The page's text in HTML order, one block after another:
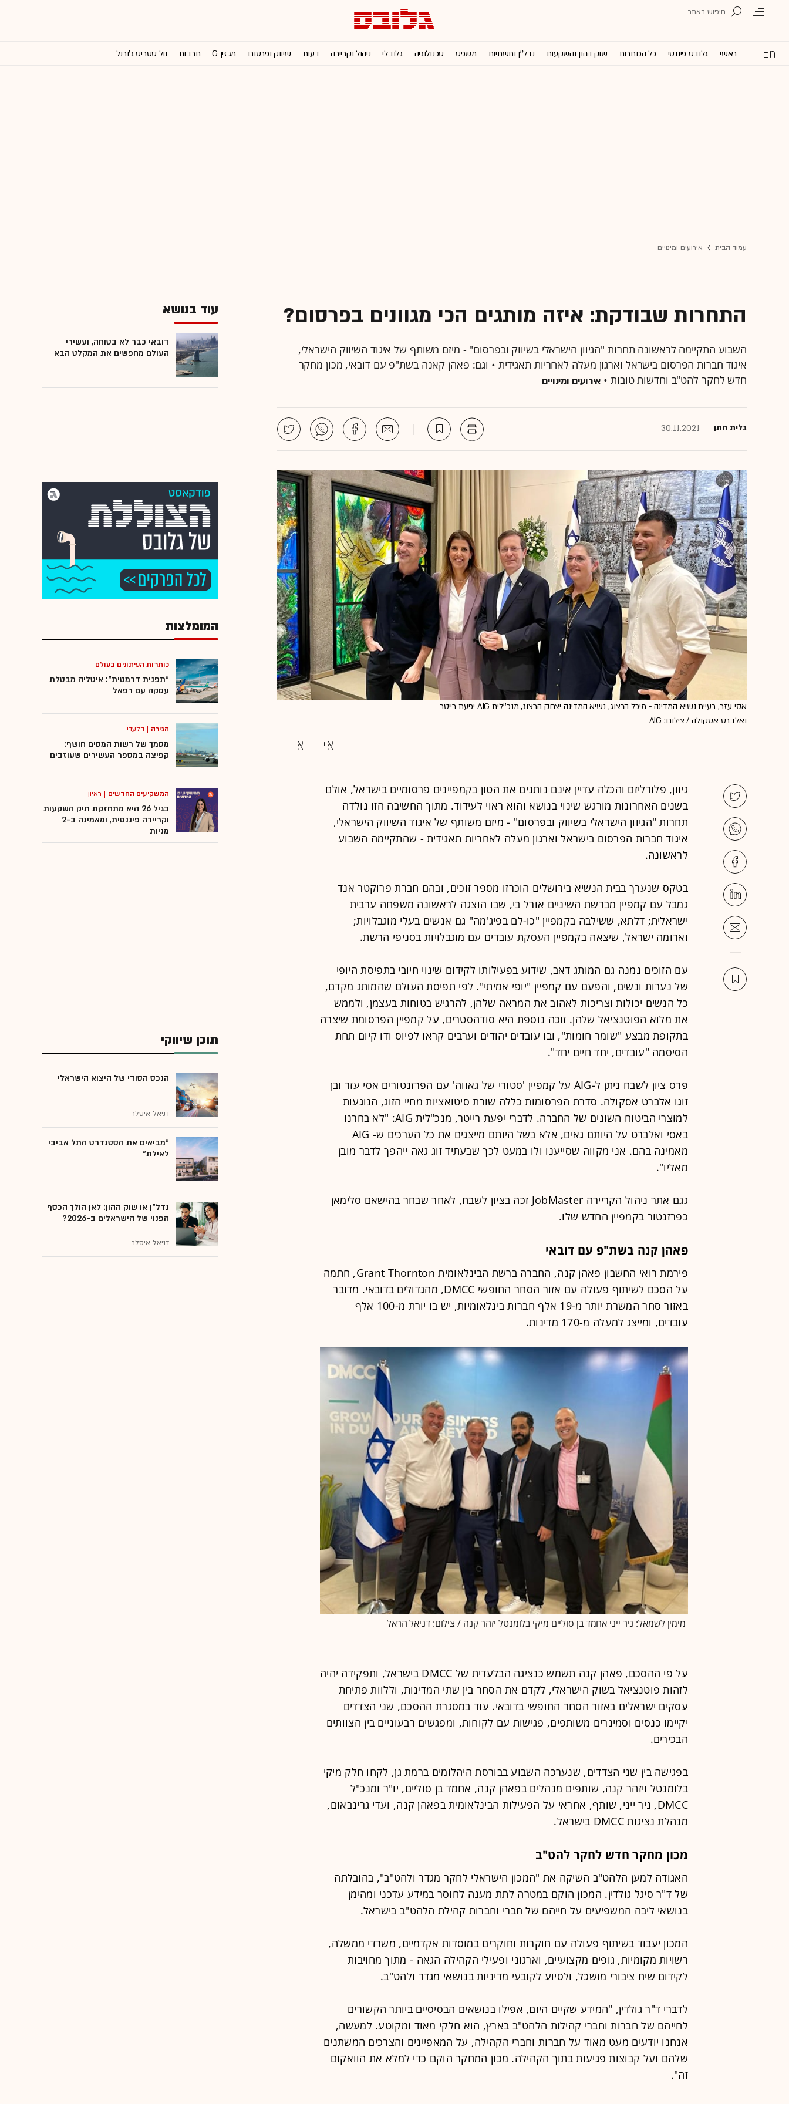
ראשי גלובס פיננסי כל הכותרות שוק ההון והשקעות נדל''ן ותשתיות משפט טכנולוגיה גלובלי ניהול וקריירה דעות שיווק ופרסום מגזין G תרבות וול סטריט ג'ורנל
עמוד הבית אירועים ומינויים
התחרות שבודקת: איזה מותגים הכי מגוונים בפרסום?
השבוע התקיימה לראשונה תחרות "הגיוון הישראלי בשיווק ובפרסום" - מיזם משותף של איגוד השיווק הישראלי,
איגוד חברות הפרסום בישראל וארגון מעלה לאחריות תאגידית • וגם: פאהן קאנה בשת"פ עם דובאי, מכון מחקר
חדש לחקר להט"ב וחדשות טובות • אירועים ומינויים
גלית חתן 30.11.2021
אסי עזר, רעיית נשיא המדינה - מיכל הרצוג, נשיא המדינה יצחק הרצוג, מנכ''לית AIG יפעת רייטר
ואלברט אסקולה / צילום: AIG
גיוון, פלורליזם והכלה עדיין אינם נותנים את הטון בקמפיינים פרסומיים בישראל, אולם
בשנים האחרונות מורגש שינוי בנושא והוא ראוי לעידוד. מתוך החשיבה הזו נולדה
תחרות "הגיוון הישראלי בשיווק ובפרסום" - מיזם משותף של איגוד השיווק הישראלי,
איגוד חברות הפרסום בישראל וארגון מעלה לאחריות תאגידית - שהתקיימה השבוע
לראשונה.
בטקס שנערך בבית הנשיא בירושלים הוכרזו מספר זוכים, ובהם חברת פרוקטר אנד
גמבל עם קמפיין מברשת השיניים אורל בי, שבו הוצגה לראשונה משפחה ערבית
ישראלית; דלתא, ששילבה בקמפיין "כו-לם בפיג'מה" גם אנשים בעלי מוגבלויות;
וארומה ישראל, שיצאה בקמפיין העסקת עובדים עם מוגבלויות בסניפי הרשת.
עם הזוכים נמנה גם המותג דאב, שידוע בפעילותו לקידום שינוי חיובי בתפיסת היופי
של נערות ונשים, והפעם עם קמפיין "יופי אמיתי". לפי תפיסת העולם שהמותג מקדם,
כל הנשים יכולות וצריכות לאהוב את המראה שלהן, להרגיש בטוחות בעצמן, ולממש
את מלוא הפוטנציאל שלהן. זוכה נוספת היא סודהסטרים, על קמפיין הפרסומת שיצרה
בתקופת מבצע "שומר חומות", ובו עובדים יהודים וערבים קראו לפיוס ודו קיום תחת
הסיסמה "עובדים, יחד חיים יחד".
פרס ציון לשבח ניתן ל-AIG על קמפיין 'סטורי של גאווה' עם הפרזנטורים אסי עזר ובן
זוגו אלברט אסקולה. סדרת הפרסומות כללה שורת סיטואציות מחיי הזוג, הנוגעות
למוצרי הביטוח השונים של החברה. לדברי יפעת רייטר, מנכ"לית AIG: "לא בחרנו
באסי ואלברט על היותם גאים, אלא בשל היותם מייצגים את כל הערכים ש- AIG
מאמינה בהם. אני מקווה שסייענו ולו במעט לכך שבעתיד זוג גאה ייהפך לדבר מובן
מאליו".
גגם אתר ניהול הקריירה JobMaster זכה בציון לשבח, לאחר שבחר בהישאם סלימאן
כפרזנטור בקמפיין החדש שלו.
פאהן קנה בשת"פ עם דובאי
פירמת רואי החשבון פאהן קנה, החברה ברשת הבינלאומית Grant Thornton, חתמה
על הסכם לשיתוף פעולה עם אזור הסחר החופשי DMCC, מהגדולים בדובאי. מדובר
באזור סחר המשרת יותר מ-19 אלף חברות בינלאומיות, יש בו יורת מ-100 אלף
עובדים, ומייצג למעלה מ-170 מדינות.
מימין לשמאל: ניר ייני אחמד בן סוליים מיקי בלומנטל יזהר קנה / צילום: דניאל הראל
על פי ההסכם, פאהן קנה תשמש כנציגה הבלעדית של DMCC בישראל, ותפקידה יהיה
לזהות פוטנציאל בשוק הישראלי, לקדם את הסחר בין שתי המדינות, וללוות פתיחת
עסקים ישראלים באזור הסחר החופשי בדובאי. עוד במסגרת ההסכם, שני הצדדים
יקיימו כנסים וסמינרים משותפים, פגישות עם לקוחות, ומפגשים רבעוניים בין הצוותים
הבכירים.
בפגישה בין שני הצדדים, שנערכה השבוע בבורסת היהלומים ברמת גן, לקחו חלק מיקי
בלומנטל ויזהר קנה, שותפים מנהלים בפאהן קנה, אחמד בן סוליים, יו"ר ומנכ"ל
DMCC, ניר ייני, שותף, אחראי על הפעילות הבינלאומית בפאהן קנה, ועדי גרינבאום,
מנהלת נציגות DMCC בישראל.
מכון מחקר חדש לחקר להט"ב
האגודה למען הלהט"ב השיקה את "המכון הישראלי לחקר מגדר ולהט"ב", בהובלתה
של ד"ר סיגל גולדין. המכון הוקם במטרה לתת מענה לחוסר במידע עדכני ומהימן
בנושאי ליבה המשפיעים על חייהם של חברי וחברות קהילת הלהט"ב בישראל.
המכון יעבוד בשיתוף פעולה עם חוקרות וחוקרים במוסדות אקדמיים, משרדי ממשלה,
רשויות מקומיות, גופים מקצועיים, וארגוני ופעילי הקהילה הגאה - מתוך מחויבות
לקידום שיח ציבורי מושכל, ולסיוע לקובעי מדיניות בנושאי מגדר ולהט"ב.
לדברי ד"ר גולדין, "המידע שקיים היום, אפילו בנושאים הבסיסיים ביותר הקשורים
לחייהם של חברות וחברי קהילות הלהט"ב בארץ, הוא חלקי מאוד ומקוטע. למעשה,
אנחנו יודעים מעט מאוד על חברות וחברי הקהילה, על המאפיינים והצרכים המשתנים
שלהם ועל קבוצות פגיעות בתוך הקהילה. מכון המחקר הוקם כדי למלא את הוואקום
זה".
עוד בנושא
דובאי כבר לא בטוחה, ועשירי
העולם מחפשים את המקלט הבא
המומלצות
כותרות העיתונים בעולם
"תפנית דרמטית": איטליה מבטלת
עסקה עם רפאל
הגירה |בלעדי
מסמך של רשות המסים חושף:
קפיצה במספר העשירים שעוזבים
המשקיעים החדשים | ראיון
בגיל 26 היא מתחזקת תיק השקעות
וקריירה פיננסית, ומאמינה ב-2
מניות
תוכן שיווקי
הנכס הסודי של היצוא הישראלי
דניאל איסלר
"מביאים את הסטנדרט התל אביבי
לאילת"
נדל"ן או שוק ההון: לאן הולך הכסף
הפנוי של הישראלים ב-2026?
דניאל איסלר